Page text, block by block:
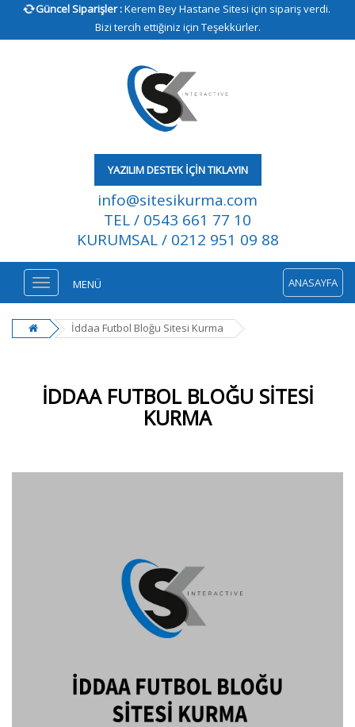
Güncel Siparişler :Kerem Bey Hastane Sitesi için sipariş verdi.
Bizi tercih ettiğiniz için Teşekkürler.
YAZILIM DESTEK İÇİN TIKLAYIN
info@sitesikurma.com
TEL / 0543 661 77 10
KURUMSAL / 0212 951 09 88
MENÜ ANASAYFA
İddaa Futbol Bloğu Sitesi Kurma
İDDAA FUTBOL BLOĞU SITESI
KURMA